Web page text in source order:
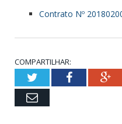
Contrato Nº
COMPARTILHAR:
TwitterFacebook
Email